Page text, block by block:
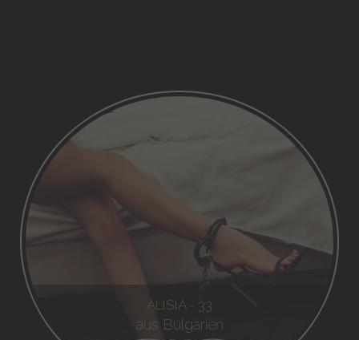
ALISIA - 33
aus Bulgarien